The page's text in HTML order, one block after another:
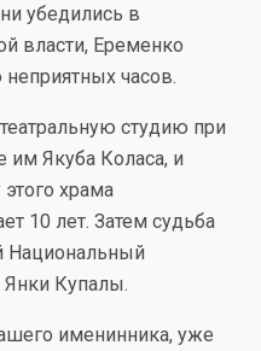
убедились в
власти, Еременко
часов.
студию при
им Якуба Коласа, и
храма
10 лет. Затем судьба
Национальный
Янки Купалы.
именинника, уже